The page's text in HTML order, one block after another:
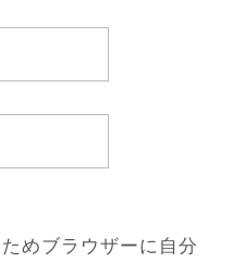
めブラウザーに自分